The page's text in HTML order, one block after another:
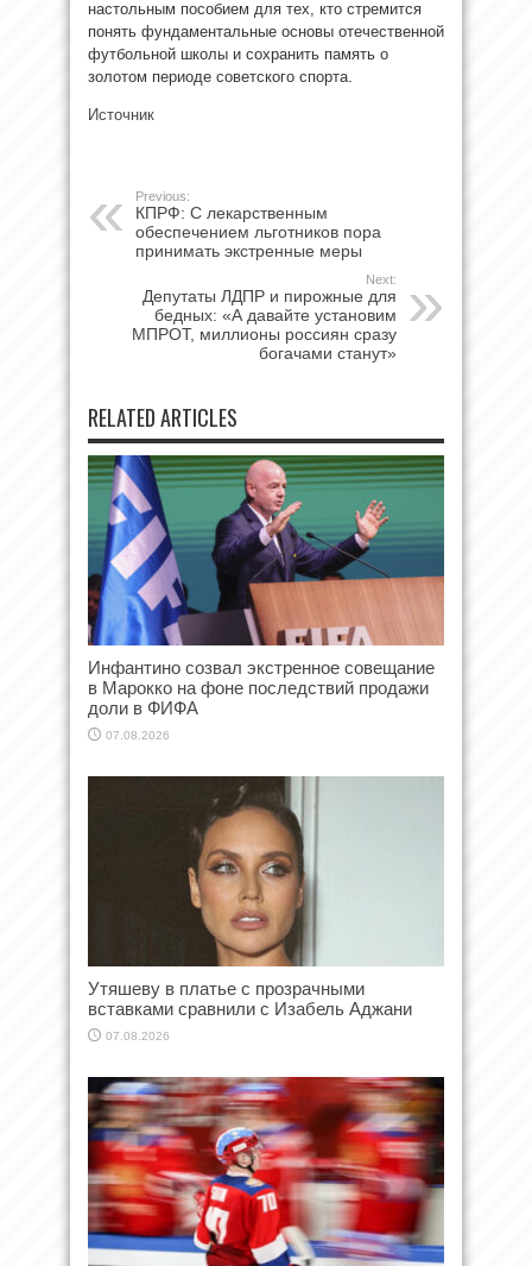
настольным пособием для тех, кто стремится
понять фундаментальные основы отечественной
футбольной школы и сохранить память о
золотом периоде советского спорта.
Источник
Previous:
КПРФ: С лекарственным
обеспечением льготников пора
принимать экстренные меры
Next:
Депутаты ЛДПР и пирожные для
бедных: «А давайте установим
МПРОТ, миллионы россиян сразу
богачами станут»
RELATED ARTICLES
Инфантино созвал экстренное совещание
в Марокко на фоне последствий продажи
доли в ФИФА
07.08.2026
Утяшеву в платье с прозрачными
вставками сравнили с Изабель Аджани
07.08.2026